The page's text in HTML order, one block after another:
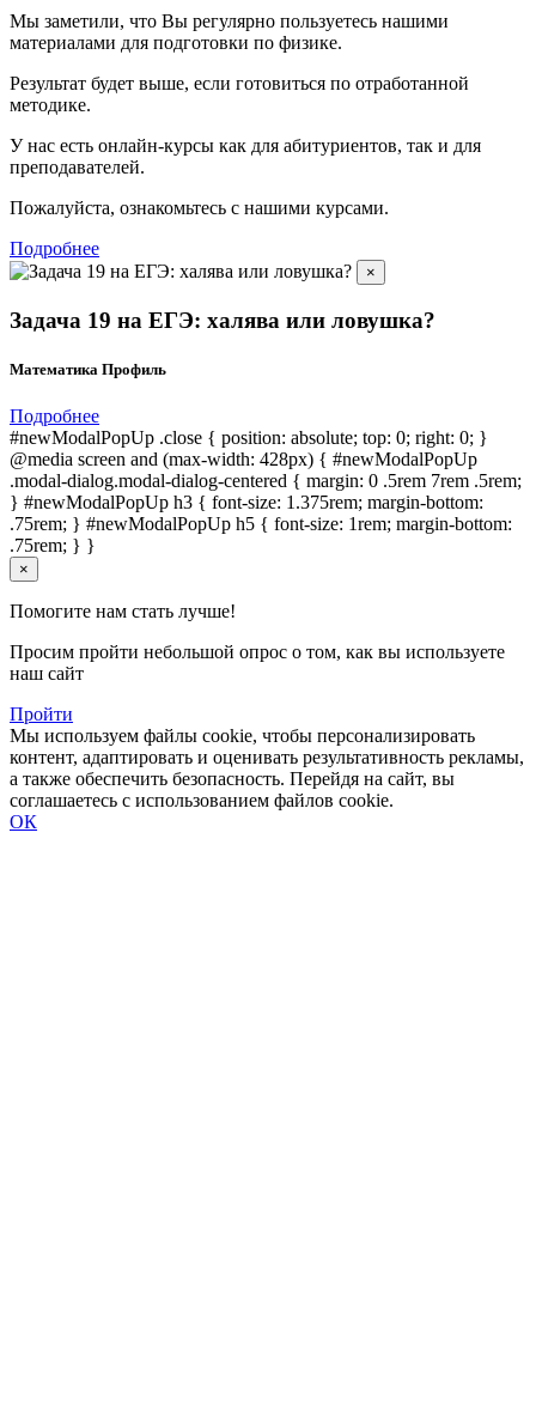
Мы заметили, что Вы регулярно пользуетесь нашими
материалами для подготовки по физике.
Результат будет выше, если готовиться по отработанной
методике.
У нас есть онлайн-курсы как для абитуриентов, так и для
преподавателей.
Пожалуйста, ознакомьтесь с нашими курсами.
Подробнее
×
Задача 19 на ЕГЭ: халява или ловушка?
Математика Профиль
Подробнее
#newModalPopUp .close { position: absolute; top: 0; right: 0; }
@media screen and (max-width: 428px) { #newModalPopUp
.modal-dialog.modal-dialog-centered { margin: 0 .5rem 7rem .5rem;
} #newModalPopUp h3 { font-size: 1.375rem; margin-bottom:
.75rem; } #newModalPopUp h5 { font-size: 1rem; margin-bottom:
.75rem; } }
×
Помогите нам стать лучше!
Просим пройти небольшой опрос о том, как вы используете
наш сайт
Пройти
Мы используем файлы cookie, чтобы персонализировать
контент, адаптировать и оценивать результативность рекламы,
а также обеспечить безопасность. Перейдя на сайт, вы
соглашаетесь с использованием файлов cookie.
ОК